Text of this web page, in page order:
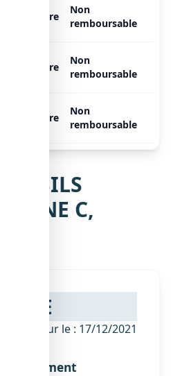
Libre
Non
remboursable
Libre
Non
remboursable
Libre
Non
remboursable
C,
- Mis à jour le : 17/12/2021
médicament